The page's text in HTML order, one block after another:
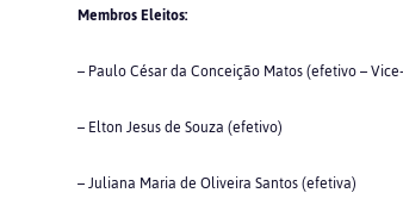
Membros Eleitos:
– Paulo César da Conceição Matos (efetivo –
– Elton Jesus de Souza (efetivo)
– Juliana Maria de Oliveira Santos (efetiva)